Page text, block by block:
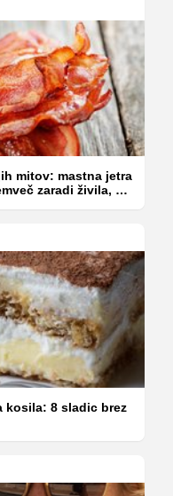
mitov: mastna jetra
zaradi živila, ki
kosila: 8 sladic brez